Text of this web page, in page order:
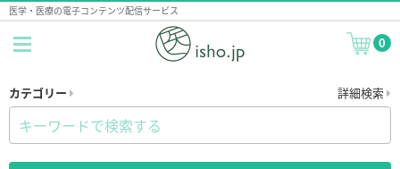
医学・医療の電子コンテンツ配信サービス
0
カテゴリー 詳細検索